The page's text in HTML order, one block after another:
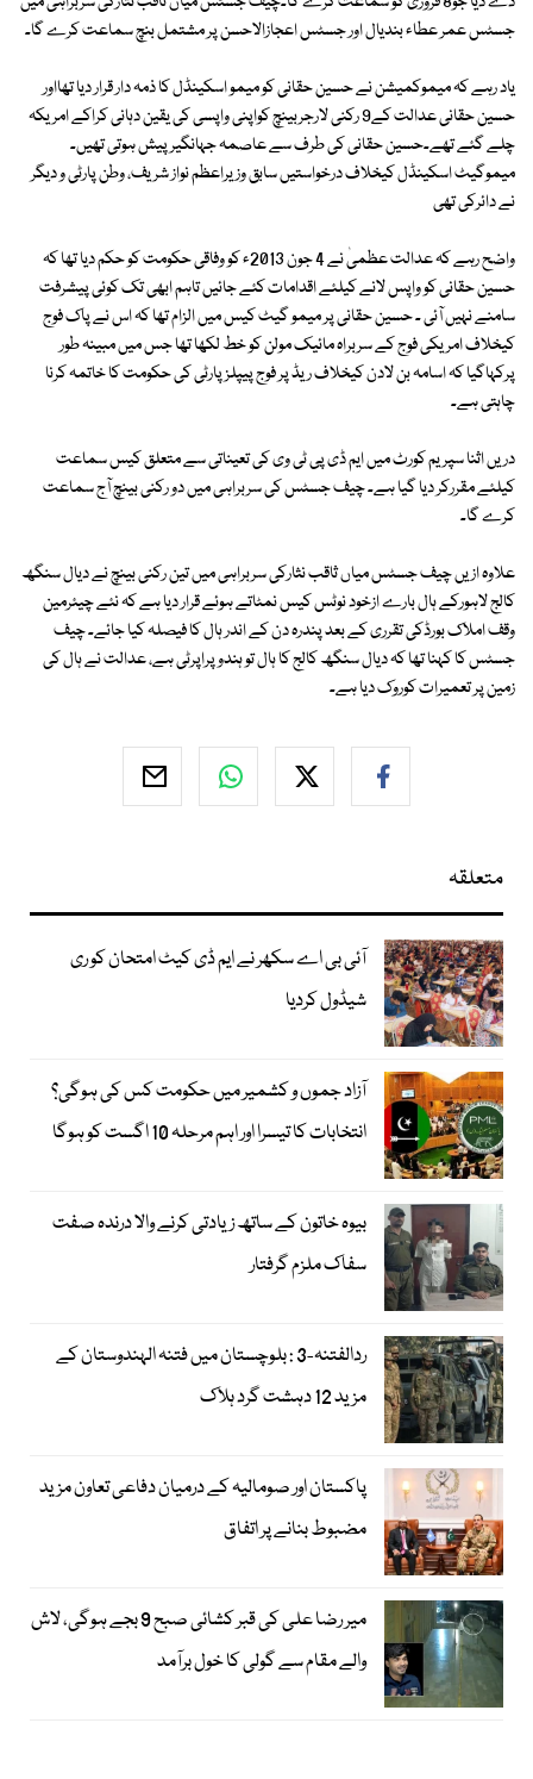
جسٹس عمر عطاء بندیال اور جسٹس اعجازالاحسن پر مشتمل بنچ سماعت کرے گا۔
یاد رہے کہ میموکمیشن نے حسین حقانی کو میمو اسکینڈل کا ذمہ دار قرار دیا تھااور
حسین حقانی عدالت کے9 رکنی لارجربینچ کواپنی واپسی کی یقین دہانی کراکے امریکہ
چلے گئے تھے۔حسین حقانی کی طرف سے عاصمہ جہانگیر پیش ہوتی تھیں۔
میموگیٹ اسکینڈل کیخلاف درخواستیں سابق وزیراعظم نواز شریف، وطن پارٹی و دیگر
نے دائرکی تھی
واضح رہے کہ عدالت عظمیٰ نے 4 جون 2013ء کو وفاقی حکومت کو حکم دیا تھا کہ
حسین حقانی کو واپس لانے کیلئے اقدامات کئے جائیں تاہم ابھی تک کوئی پیشرفت
سامنے نہیں آئی ۔ حسین حقانی پر میمو گیٹ کیس میں الزام تھا کہ اس نے پاک فوج
کیخلاف امریکی فوج کے سربراہ مائیک مولن کو خط لکھا تھا جس میں مبینہ طور
پرکہاگیا کہ اسامہ بن لادن کیخلاف ریڈ پر فوج پیپلزپارٹی کی حکومت کا خاتمہ کرنا
چاہتی ہے۔
دریں اثنا سپریم کورٹ میں ایم ڈی پی ٹی وی کی تعیناتی سے متعلق کیس سماعت
کیلئے مقررکر دیا گیا ہے۔ چیف جسٹس کی سربراہی میں دو رکنی بینچ آج سماعت
کرے گا۔
علاوہ ازیں چیف جسٹس میاں ثاقب نثارکی سربراہی میں تین رکنی بینچ نے دیال سنگھ
کالج لاہورکے ہال بارے ازخود نوٹس کیس نمٹاتے ہوئے قرار دیا ہے کہ نئے چیئرمین
وقف املاک بورڈکی تقرری کے بعد پندرہ دن کے اندر ہال کا فیصلہ کیا جائے۔ چیف
جسٹس کا کہنا تھا کہ دیال سنگھ کالج کا ہال تو ہندو پراپرٹی ہے، عدالت نے ہال کی
زمین پر تعمیرات کوروک دیا ہے۔
متعلقہ
آئی بی اے سکھر نے ایم ڈی کیٹ امتحان کو ری
شیڈول کردیا
آزاد جموں و کشمیر میں حکومت کس کی ہوگی؟
انتخابات کا تیسرا اور اہم مرحلہ 10 اگست کو ہوگا
بیوہ خاتون کے ساتھ زیادتی کرنے والا درندہ صفت
سفاک ملزم گرفتار
ردالفتنہ-3 : بلوچستان میں فتنہ الہندوستان کے
مزید 12 دہشت گرد ہلاک
پاکستان اور صومالیہ کے درمیان دفاعی تعاون مزید
مضبوط بنانے پر اتفاق
میر رضا علی کی قبر کشائی صبح 9 بجے ہوگی، لاش
والے مقام سے گولی کا خول برآمد